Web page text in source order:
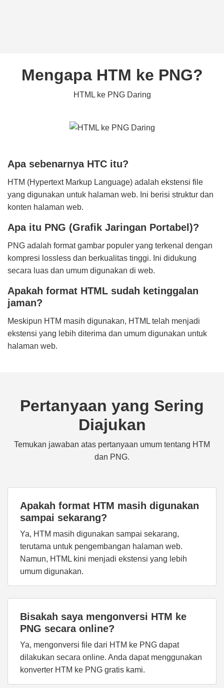
Mengapa HTM ke PNG?
HTML ke PNG Daring
Apa sebenarnya HTC itu?
HTM (Hypertext Markup Language) adalah ekstensi file
yang digunakan untuk halaman web. Ini berisi struktur dan
konten halaman web.
Apa itu PNG (Grafik Jaringan Portabel)?
PNG adalah format gambar populer yang terkenal dengan
kompresi lossless dan berkualitas tinggi. Ini didukung
secara luas dan umum digunakan di web.
Apakah format HTML sudah ketinggalan
jaman?
Meskipun HTM masih digunakan, HTML telah menjadi
ekstensi yang lebih diterima dan umum digunakan untuk
halaman web.
Pertanyaan yang Sering
Diajukan
Temukan jawaban atas pertanyaan umum tentang HTM
dan PNG.
Apakah format HTM masih digunakan
sampai sekarang?
Ya, HTM masih digunakan sampai sekarang,
terutama untuk pengembangan halaman web.
Namun, HTML kini menjadi ekstensi yang lebih
umum digunakan.
Bisakah saya mengonversi HTM ke
PNG secara online?
Ya, mengonversi file dari HTM ke PNG dapat
dilakukan secara online. Anda dapat menggunakan
konverter HTM ke PNG gratis kami.